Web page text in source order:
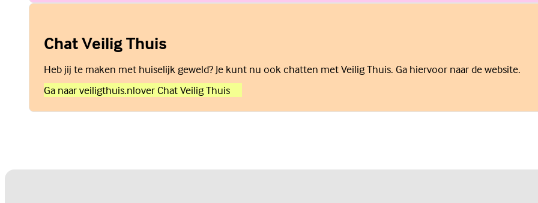
Chat Veilig Thuis
Heb jij te maken met huiselijk geweld? Je kunt nu ook chatten met Veilig Thuis. Ga hiervoor naar de website.
Ga naar veiligthuis.nlover Chat Veilig Thuis